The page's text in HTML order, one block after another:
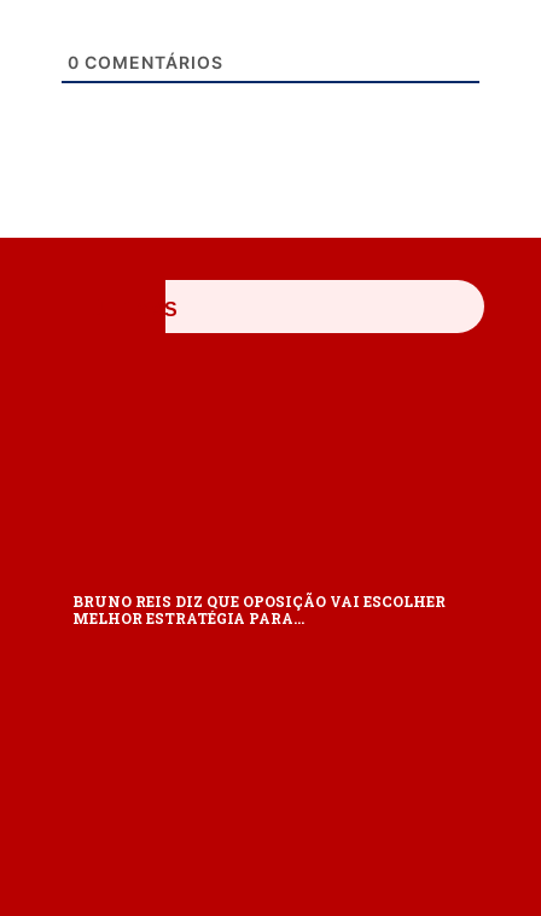
0 COMENTÁRIOS
ÚLTIMAS
BRUNO REIS DIZ QUE OPOSIÇÃO VAI ESCOLHER
MELHOR ESTRATÉGIA PARA…